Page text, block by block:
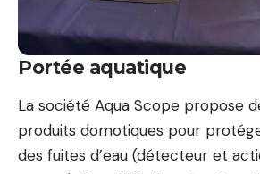
Portée aquatique
La société Aqua Scope propose
produits domotiques pour
des fuites d’eau (détecteur et